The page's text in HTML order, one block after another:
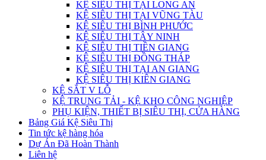
KỆ SIÊU THỊ TẠI LONG AN
KỆ SIÊU THỊ TẠI VŨNG TÀU
KỆ SIÊU THỊ BÌNH PHƯỚC
KỆ SIÊU THỊ TÂY NINH
KỆ SIÊU THỊ TIỀN GIANG
KỆ SIÊU THỊ ĐỒNG THÁP
KỆ SIÊU THỊ TẠI AN GIANG
KỆ SIÊU THỊ KIÊN GIANG
KỆ SẮT V LỖ
KỆ TRUNG TẢI - KỆ KHO CÔNG NGHIỆP
PHỤ KIỆN, THIẾT BỊ SIÊU THỊ, CỬA HÀNG
Bảng Giá Kệ Siêu Thị
Tin tức kệ hàng hóa
Dự Án Đã Hoàn Thành
Liên hệ